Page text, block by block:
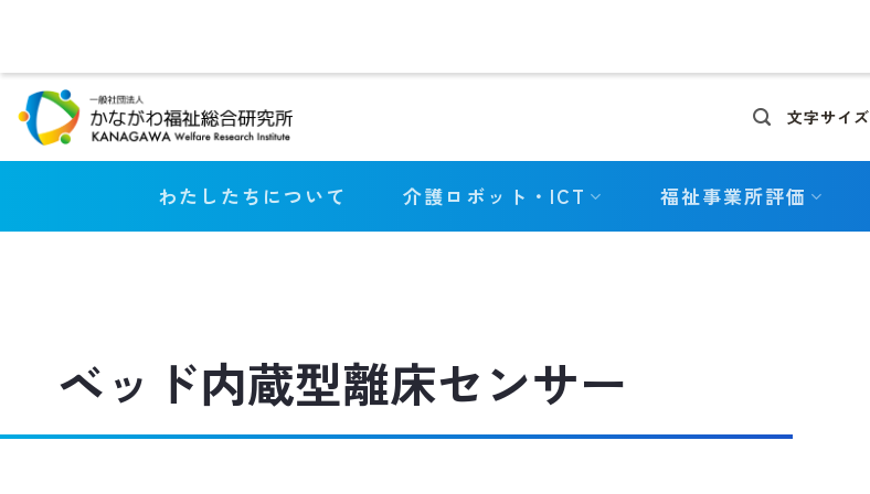
content
文字サイズ
わたしたちについて 介護ロボット・ICT 福祉事業所評価
ベッド内蔵型離床センサー